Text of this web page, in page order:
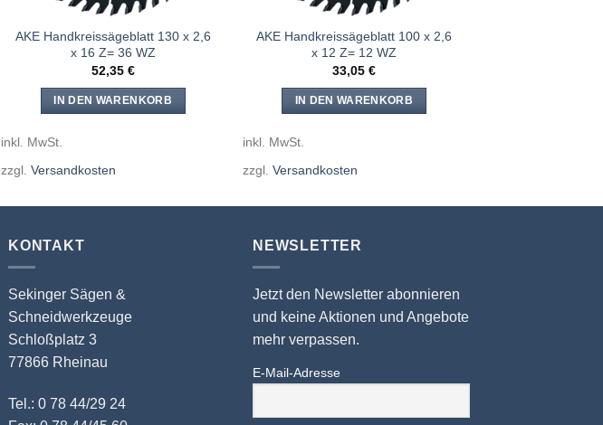
AKE Handkreissägeblatt 130 x 2,6
x 16 Z= 36 WZ
52,35 €
IN DEN WARENKORB
inkl. MwSt.
zzgl.Versandkosten
AKE Handkreissägeblatt 100 x 2,6
x 12 Z= 12 WZ
33,05 €
IN DEN WARENKORB
inkl. MwSt.
zzgl. Versandkosten
KONTAKT
Sekinger Sägen &
Schneidwerkzeuge
Schloßplatz 3
77866 Rheinau
Tel.: 0 78 44/29 24
NEWSLETTER
Jetzt den Newsletter abonnieren
und keine Aktionen und Angebote
mehr verpassen.
E-Mail-Adresse